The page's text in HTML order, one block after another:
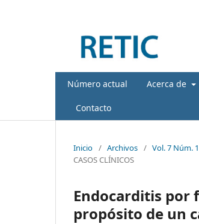
Número actual Acerca de
Contacto
Inicio / Archivos / Vol. 7 Núm.
CASOS CLÍNICOS
Endocarditis por
propósito de un